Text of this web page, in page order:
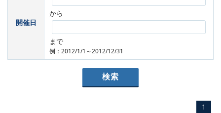
開催日
から
まで
例：2012/1/1～2012/12/31
1